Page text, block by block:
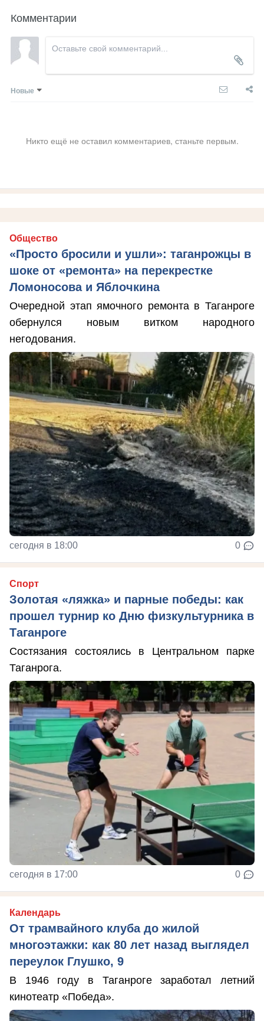
Комментарии
Новые
Никто ещё не оставил комментариев, станьте первым.
Общество
«Просто бросили и ушли»: таганрожцы в
шоке от «ремонта» на перекрестке
Ломоносова и Яблочкина
Очередной этап ямочного ремонта в Таганроге
обернулся новым витком народного
негодования.
сегодня в 18:00 0
Спорт
Золотая «ляжка» и парные победы: как
прошел турнир ко Дню физкультурника в
Таганроге
Состязания состоялись в Центральном парке
Таганрога.
сегодня в 17:00 0
Календарь
От трамвайного клуба до жилой
многоэтажки: как 80 лет назад выглядел
переулок Глушко, 9
В 1946 году в Таганроге заработал летний
кинотеатр «Победа».